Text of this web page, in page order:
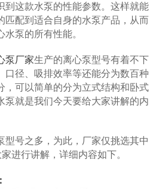
到这款水泵的性能参数。这样就能
匹配到适合自身的水泵产品，从而
泵的所有性能。
泵厂家生产的离心泵型号有着不下
口径、吸排效率等还能分为数百种
，可以简单的分为立式结构和卧式
泵就是我们今天要给大家讲解的内
号之多，为此，厂家仅挑选其中
进行讲解，详细内容如下。